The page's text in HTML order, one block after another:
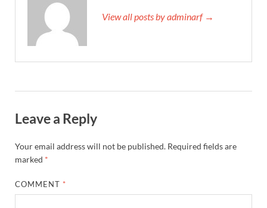
View all posts by adminarf →
Leave a Reply
Your email address will not be published. Required fields are
marked *
COMMENT *